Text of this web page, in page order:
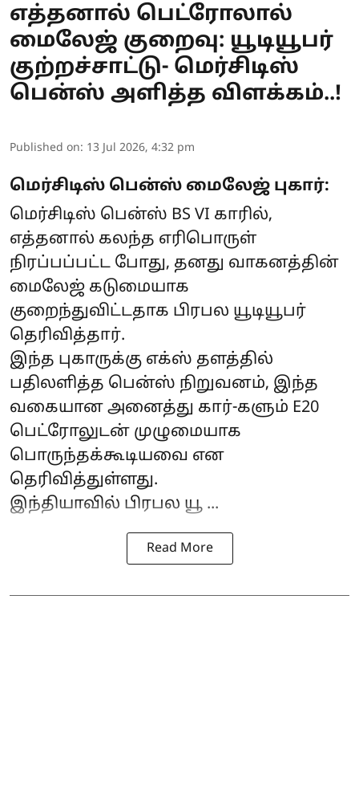
எத்தனால் பெட்ரோலால்
மைலேஜ் குறைவு: யூடியூபர்
குற்றச்சாட்டு- மெர்சிடிஸ்
பென்ஸ் அளித்த விளக்கம்..!
Published on: 13 Jul 2026, 4:32 pm
மெர்சிடிஸ் பென்ஸ் மைலேஜ் புகார்:
மெர்சிடிஸ் பென்ஸ் BS VI காரில்,
எத்தனால் கலந்த எரிபொருள்
நிரப்பப்பட்ட போது, தனது வாகனத்தின்
மைலேஜ் கடுமையாக
குறைந்துவிட்டதாக பிரபல யூடியூபர்
தெரிவித்தார்.
இந்த புகாருக்கு எக்ஸ் தளத்தில்
பதிலளித்த பென்ஸ் நிறுவனம், இந்த
வகையான அனைத்து கார்-களும் E20
பெட்ரோலுடன் முழுமையாக
பொருந்தக்கூடியவை என
தெரிவித்துள்ளது.
இந்தியாவில் பிரபல யூ ...
Read More